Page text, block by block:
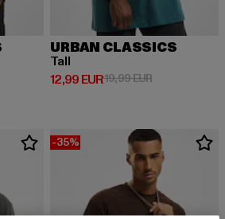
22,99 EUR
URBAN CLASSICS
Tall
12,99 EUR
Derzeitiger Preis: 12,99 EUR
19,99 EURAktionspreis:
-35%